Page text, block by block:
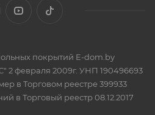
покрытий E-dom.by
февраля 2009г. УНП 190496693
в Торговом реестре 399933
в Торговый реестр 08.12.2017